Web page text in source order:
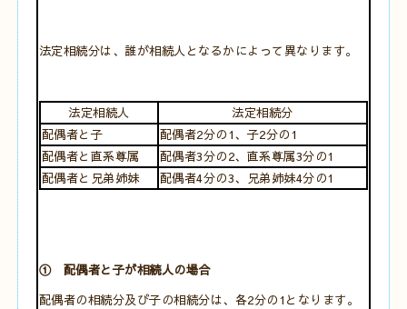
法定相続分は、誰が相続人となるかによって異なります。
法定相続人
法定相続分
配偶者と子
配偶者2分の1、子2分の1
配偶者と直系尊属
配偶者3分の2、直系尊属3分の1
配偶者と兄弟姉妹
配偶者4分の3、兄弟姉妹4分の1
① 配偶者と子が相続人の場合
配偶者の相続分及び子の相続分は、各2分の1となります。